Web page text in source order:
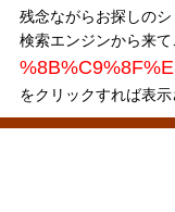
残念ながらお探しのシ
検索エンジンから来
をクリックすれば表示